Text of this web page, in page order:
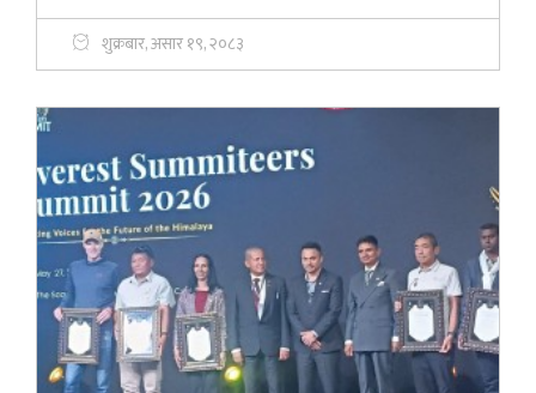
शुक्रबार, असार १९, २०८३